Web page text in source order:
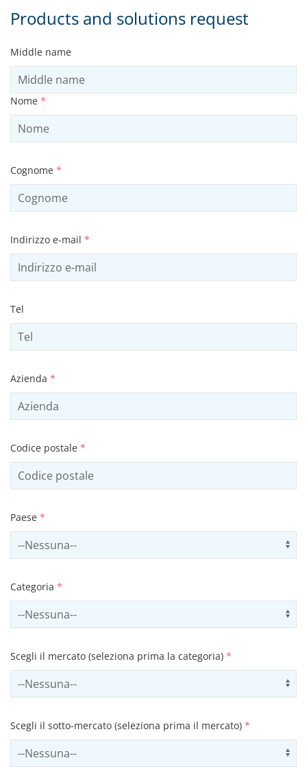
Products and solutions request
Middle name
Nome *
Cognome *
Indirizzo e-mail *
Tel
Azienda *
Codice postale *
Paese *
Select country
Categoria *
Select contactCategory
Scegli il mercato (seleziona prima la categoria) *
Select sector
Scegli il sotto-mercato (seleziona prima il mercato) *
Select subSector